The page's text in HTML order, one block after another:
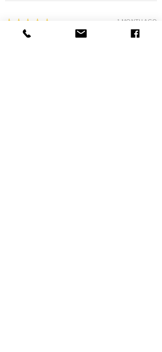
5★★★★★
tres bonne
1 MONTH AGO